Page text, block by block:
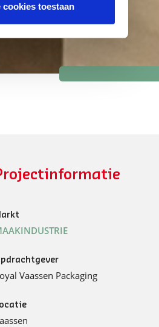
cookies toestaan
Vaassen Packaging